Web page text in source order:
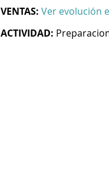
VENTAS: Ver evolución
ACTIVIDAD: